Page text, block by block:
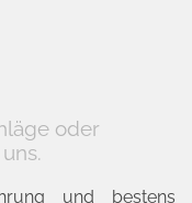
oder
und bestens